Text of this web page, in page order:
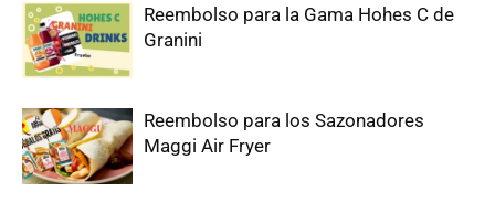
Reembolso para la Gama Hohes C de
Granini
Reembolso para los Sazonadores
Maggi Air Fryer